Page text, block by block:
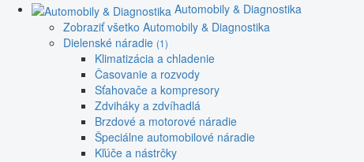
Automobily & Diagnostika
Zobraziť všetko Automobily & Diagnostika
Dielenské náradie (1)
Klimatizácia a chladenie
Časovanie a rozvody
Sťahovače a kompresory
Zdviháky a zdvíhadlá
Brzdové a motorové náradie
Špeciálne automobilové náradie
Kľúče a nástrčky